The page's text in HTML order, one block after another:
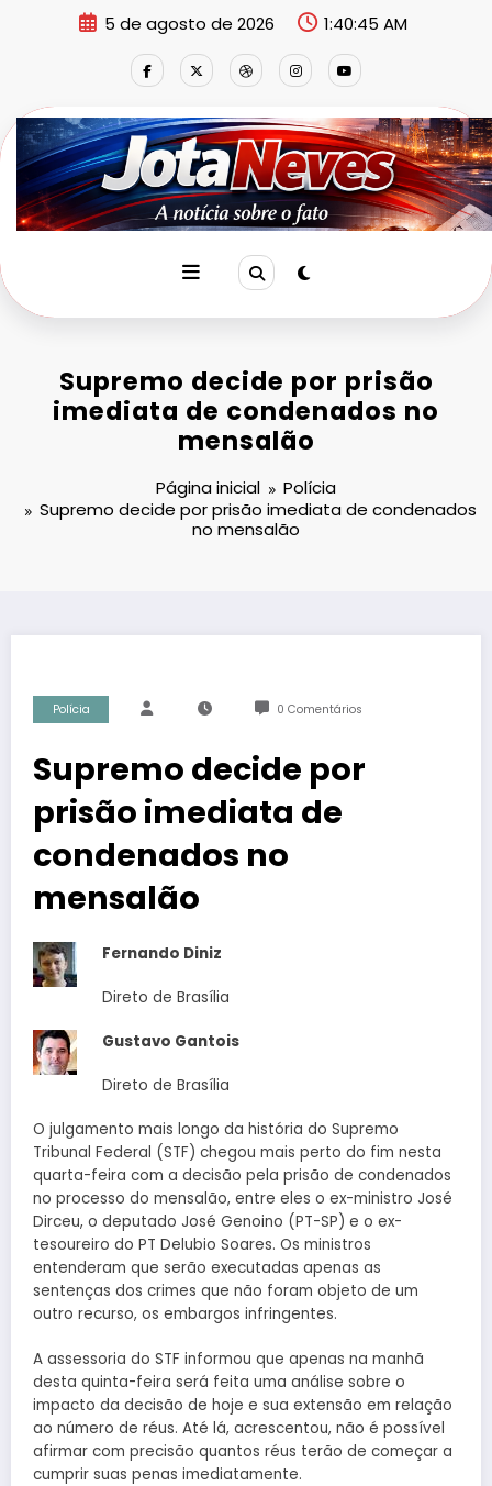
5 de agosto de 2026 1:40:47 AM
Supremo decide por prisão
imediata de condenados no
mensalão
Página inicial
Polícia
Supremo decide por prisão imediata de condenados
no mensalão
Polícia 0 Comentários
Supremo decide por
prisão imediata de
condenados no
mensalão
Fernando Diniz
Direto de Brasília
Gustavo Gantois
Direto de Brasília
O julgamento mais longo da história do Supremo
Tribunal Federal (STF) chegou mais perto do fim nesta
quarta-feira com a decisão pela prisão de condenados
no processo do mensalão, entre eles o ex-ministro José
Dirceu, o deputado José Genoino (PT-SP) e o ex-
tesoureiro do PT Delubio Soares. Os ministros
entenderam que serão executadas apenas as
sentenças dos crimes que não foram objeto de um
outro recurso, os embargos infringentes.
A assessoria do STF informou que apenas na manhã
desta quinta-feira será feita uma análise sobre o
impacto da decisão de hoje e sua extensão em relação
ao número de réus. Até lá, acrescentou, não é possível
afirmar com precisão quantos réus terão de começar a
cumprir suas penas imediatamente.